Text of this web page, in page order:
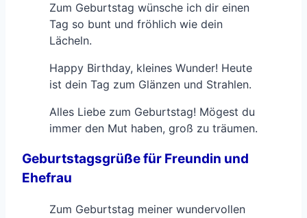
Zum Geburtstag wünsche ich dir einen
Tag so bunt und fröhlich wie dein
Lächeln.
Happy Birthday, kleines Wunder! Heute
ist dein Tag zum Glänzen und Strahlen.
Alles Liebe zum Geburtstag! Mögest du
immer den Mut haben, groß zu träumen.
Geburtstagsgrüße für Freundin und
Ehefrau
Zum Geburtstag meiner wundervollen